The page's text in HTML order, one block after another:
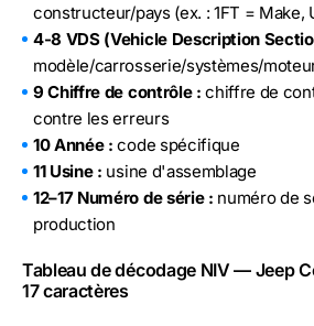
constructeur/pays (ex. : 1FT = Make,
4-8 VDS (Vehicle Description
modèle/carrosserie/systèmes/
9 Chiffre de contrôle : chiffre de
contre les erreurs
10 Année : code spécifique
11 Usine : usine d'assemblage
12–17 Numéro de série : numéro de
production
Tableau de décodage NIV — Jeep
17 caractères